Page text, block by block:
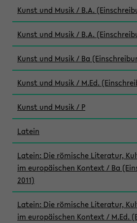
Kunst und Musik / B.A.
Kunst und Musik / B.A.
Kunst und Musik / Ba
Kunst und Musik / M.Ed.
Kunst und Musik / P
Latein
Latein: Die römische Literatur,
im europäischen Kontext / Ba
2011)
Latein: Die römische Literatur,
im europäischen Kontext / M.Ed.